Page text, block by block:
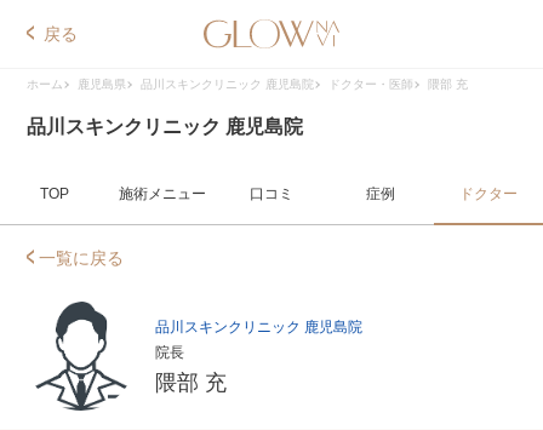
戻る
ホーム 鹿児島県 品川スキンクリニック 鹿児島院 ドクター・医師 隈部 充
品川スキンクリニック 鹿児島院
TOP 施術メニュー 口コミ 症例 ドクター
一覧に戻る
品川スキンクリニック 鹿児島院
院長
隈部 充